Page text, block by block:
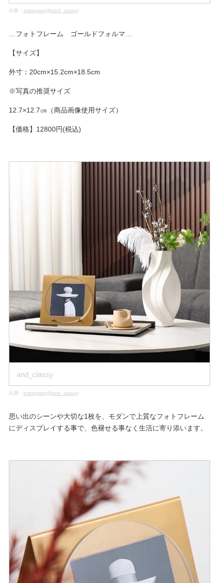
出典： instagram(@and_classy)
…フォトフレーム ゴールドフォルマ…
【サイズ】
外寸：20cm×15.2cm×18.5cm
※写真の推奨サイズ
12.7×12.7㎝（商品画像使用サイズ）
【価格】12800円(税込)
and_classy
出典： instagram(@and_classy)
思い出のシーンや大切な1枚を、モダンで上質なフォトフレーム
にディスプレイする事で、色褪せる事なく生活に寄り添います。